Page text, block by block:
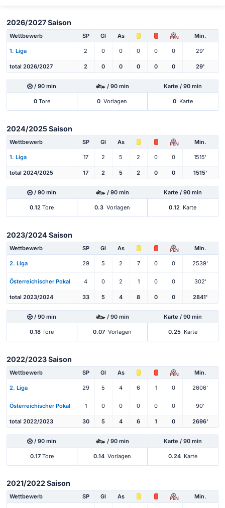
2026/2027 Saison
Wettbewerb SP Gl As PEN Min.
1. Liga 2 0 0 0 0 0 29'
total 2026/2027 2 0 0 0 0 0 29'
/ 90 min / 90 min Karte / 90 min
0Tore 0 Vorlagen 0 Karte
2024/2025 Saison
Wettbewerb SP Gl As PEN Min.
1. Liga 17 2 5 2 0 0 1515'
total 2024/2025 17 2 5 2 0 0 1515'
/ 90 min / 90 min Karte / 90 min
0.12 Tore 0.3 Vorlagen 0.12 Karte
2023/2024 Saison
Wettbewerb SP Gl As PEN Min.
2. Liga 29 5 2 7 0 0 2539'
Österreichischer Pokal 4 0 2 1 0 0 302'
total 2023/2024 33 5 4 8 0 0 2841'
/ 90 min / 90 min Karte / 90 min
0.18 Tore 0.07 Vorlagen 0.25 Karte
2022/2023 Saison
Wettbewerb SP Gl As PEN Min.
2. Liga 29 5 4 6 1 0 2606'
Österreichischer Pokal 1 0 0 0 0 0 90'
total 2022/2023 30 5 4 6 1 0 2696'
/ 90 min / 90 min Karte / 90 min
0.17Tore 0.14 Vorlagen 0.24 Karte
2021/2022 Saison
Wettbewerb SP Gl As PEN Min.